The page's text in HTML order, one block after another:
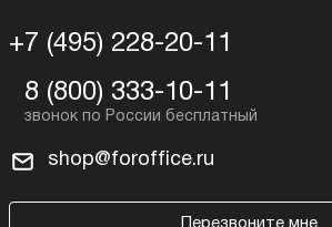
+7 (495) 228-20-11
8 (800) 333-10-11
shop@foroffice.ru
Перезвоните мне